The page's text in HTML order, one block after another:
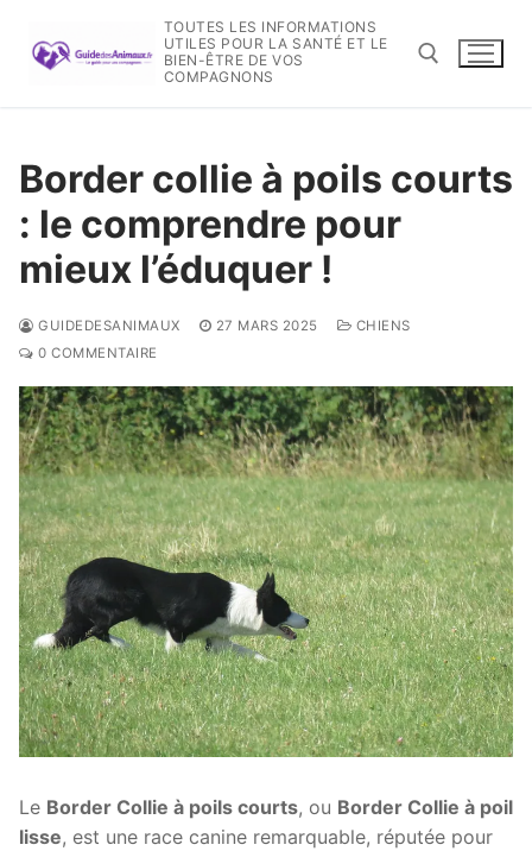
contenu
TOUTES LES INFORMATIONS
UTILES POUR LA SANTÉ ET LE
BIEN-ÊTRE DE VOS
COMPAGNONS
Border collie à poils courts
: le comprendre pour
mieux l’éduquer !
GUIDEDESANIMAUX 27 MARS 2025
CHIENS
0 COMMENTAIRE
Le Border Collie à poils courts, ou Border Collie à poil
lisse, est une race canine remarquable, réputée pour